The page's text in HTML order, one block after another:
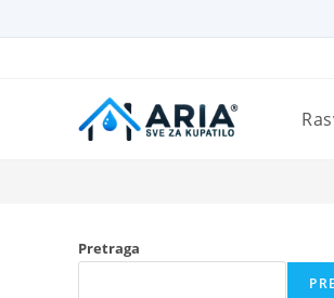
Pretraga